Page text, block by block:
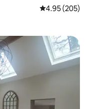
平均评分 4.95
4.95 (205)